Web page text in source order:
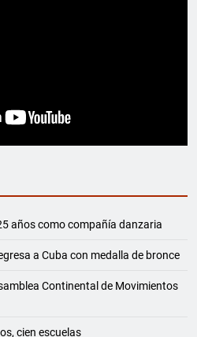
años como compañía danzaria
a Cuba con medalla de bronce
Continental de Movimientos
cien escuelas